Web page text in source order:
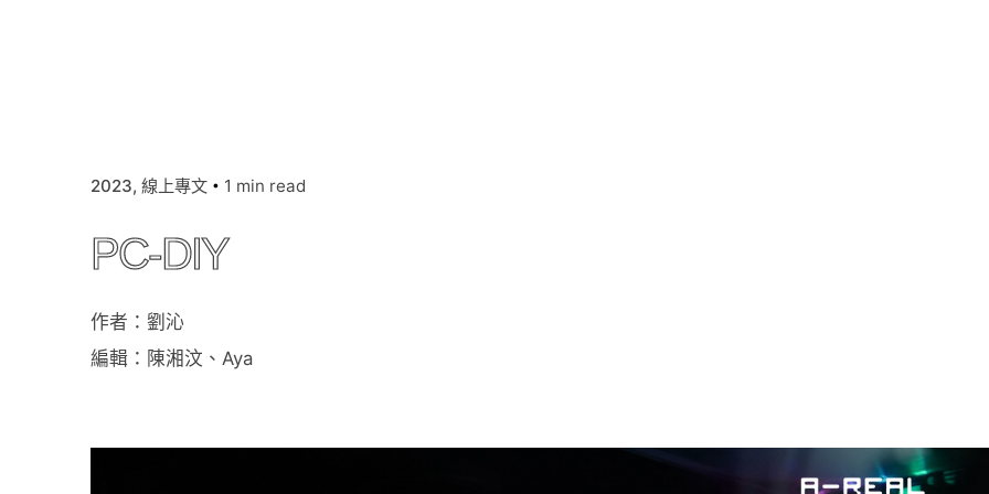
2023 線上專文 1 min read
PC-DIY
作者：劉沁
編輯：陳湘汶、Aya